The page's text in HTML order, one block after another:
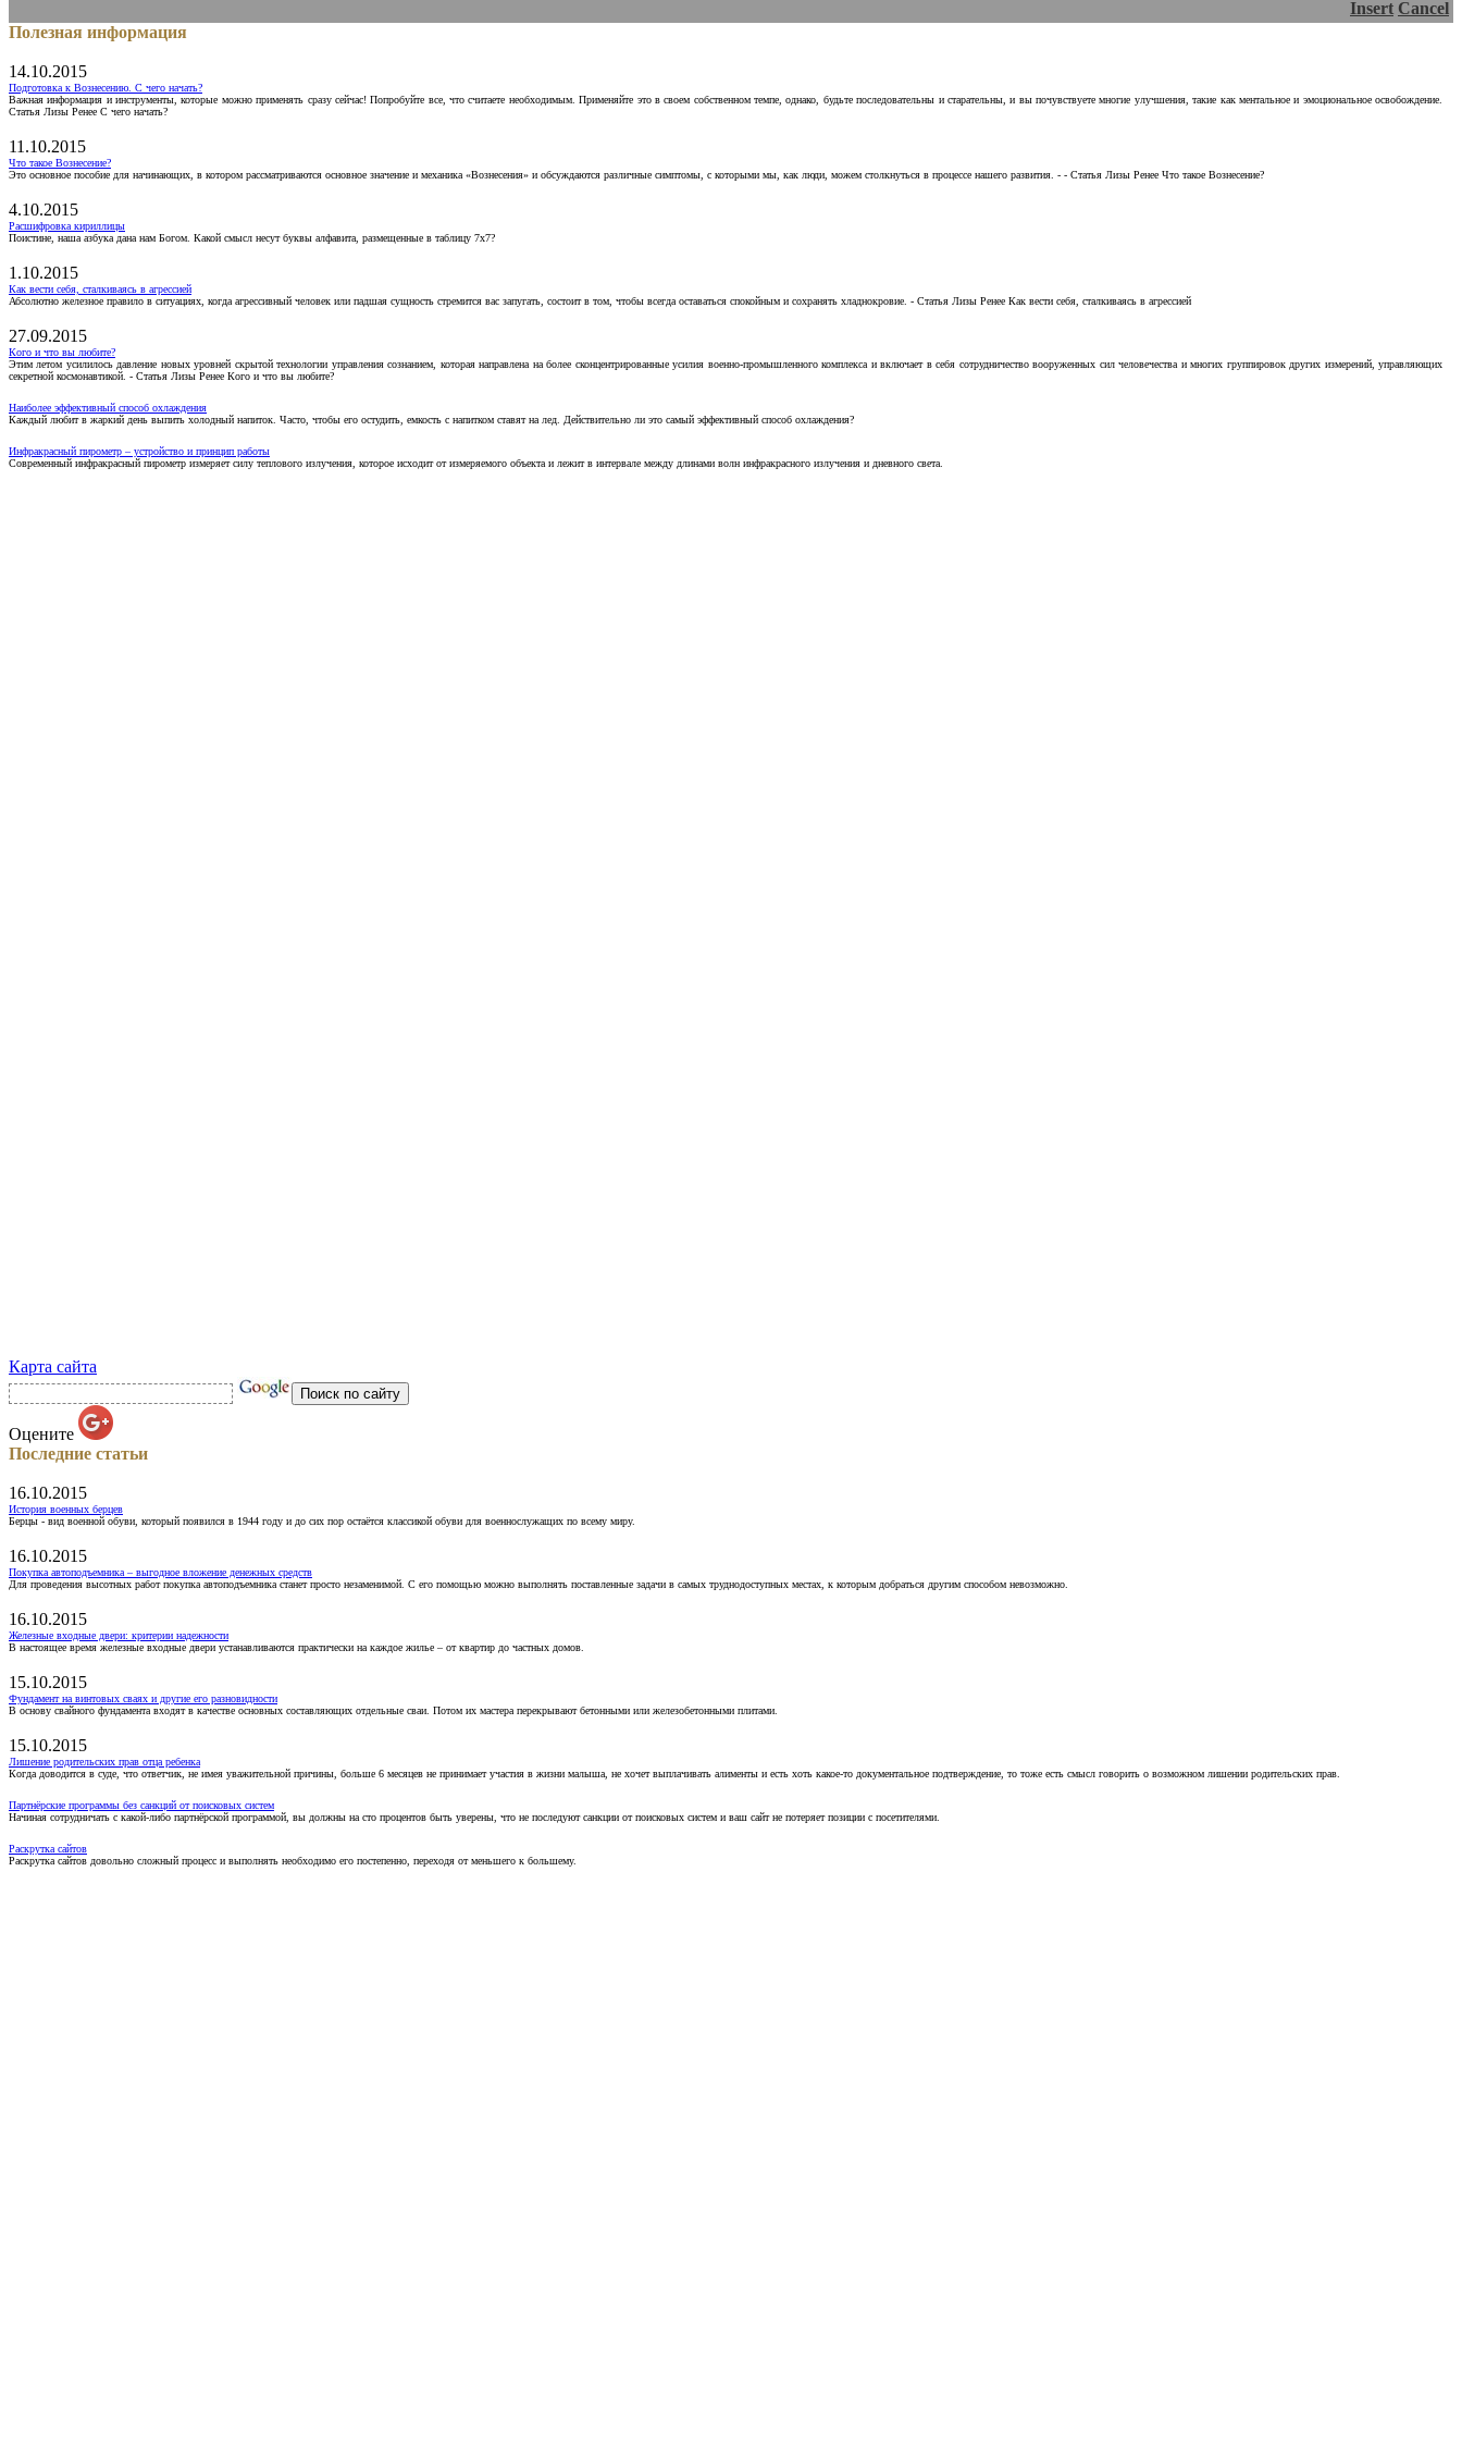
Insert Cancel
Полезная информация
14.10.2015
Подготовка к Вознесению. С чего начать?
Важная информация и инструменты, которые можно применять сразу сейчас! Попробуйте все, что считаете необходимым. Применяйте это в своем собственном темпе, однако, будьте последовательны и старательны, и вы почувствуете многие улучшения, такие как ментальное и эмоциональное освобождение.
Статья Лизы Ренее С чего начать?
11.10.2015
Что такое Вознесение?
Это основное пособие для начинающих, в котором рассматриваются основное значение и механика «Вознесения» и обсуждаются различные симптомы, с которыми мы, как люди, можем столкнуться в процессе нашего развития. - - Статья Лизы Ренее Что такое Вознесение?
4.10.2015
Расшифровка кириллицы
Поистине, наша азбука дана нам Богом. Какой смысл несут буквы алфавита, размещенные в таблицу 7х7?
1.10.2015
Как вести себя, сталкиваясь в агрессией
Абсолютно железное правило в ситуациях, когда агрессивный человек или падшая сущность стремится вас запугать, состоит в том, чтобы всегда оставаться спокойным и сохранять хладнокровие. - Статья Лизы Ренее Как вести себя, сталкиваясь в агрессией
27.09.2015
Кого и что вы любите?
Этим летом усилилось давление новых уровней скрытой технологии управления сознанием, которая направлена на более сконцентрированные усилия военно-промышленного комплекса и включает в себя сотрудничество вооруженных сил человечества и многих группировок других измерений, управляющих
секретной космонавтикой. - Статья Лизы Ренее Кого и что вы любите?
Наиболее эффективный способ охлаждения
Каждый любит в жаркий день выпить холодный напиток. Часто, чтобы его остудить, емкость с напитком ставят на лед. Действительно ли это самый эффективный способ охлаждения?
Инфракрасный пирометр – устройство и принцип работы
Современный инфракрасный пирометр измеряет силу теплового излучения, которое исходит от измеряемого объекта и лежит в интервале между длинами волн инфракрасного излучения и дневного света.
Карта сайта
Оцените
Последние статьи
16.10.2015
История военных берцев
Берцы - вид военной обуви, который появился в 1944 году и до сих пор остаётся классикой обуви для военнослужащих по всему миру.
16.10.2015
Покупка автоподъемника – выгодное вложение денежных средств
Для проведения высотных работ покупка автоподъемника станет просто незаменимой. С его помощью можно выполнять поставленные задачи в самых труднодоступных местах, к которым добраться другим способом невозможно.
16.10.2015
Железные входные двери: критерии надежности
В настоящее время железные входные двери устанавливаются практически на каждое жилье – от квартир до частных домов.
15.10.2015
Фундамент на винтовых сваях и другие его разновидности
В основу свайного фундамента входят в качестве основных составляющих отдельные сваи. Потом их мастера перекрывают бетонными или железобетонными плитами.
15.10.2015
Лишение родительских прав отца ребенка
Когда доводится в суде, что ответчик, не имея уважительной причины, больше 6 месяцев не принимает участия в жизни малыша, не хочет выплачивать алименты и есть хоть какое-то документальное подтверждение, то тоже есть смысл говорить о возможном лишении родительских прав.
Партнёрские программы без санкций от поисковых систем
Начиная сотрудничать с какой-либо партнёрской программой, вы должны на сто процентов быть уверены, что не последуют санкции от поисковых систем и ваш сайт не потеряет позиции с посетителями.
Раскрутка сайтов
Раскрутка сайтов довольно сложный процесс и выполнять необходимо его постепенно, переходя от меньшего к большему.